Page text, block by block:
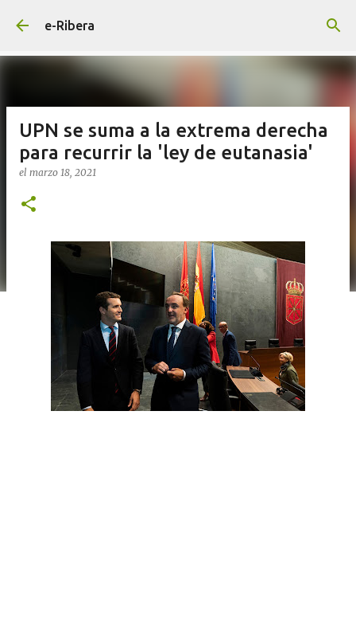
e-Ribera
UPN se suma a la extrema derecha
para recurrir la 'ley de eutanasia'
el marzo 18, 2021